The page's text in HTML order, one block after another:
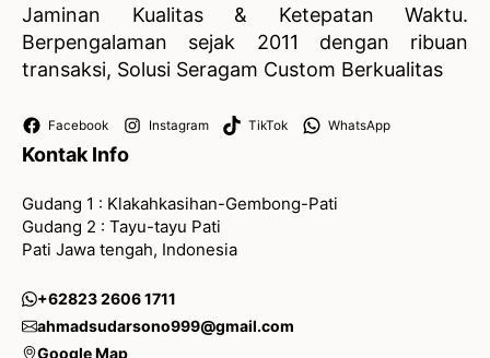
Jaminan Kualitas & Ketepatan Waktu.
Berpengalaman sejak 2011 dengan ribuan
transaksi, Solusi Seragam Custom Berkualitas
Facebook Instagram TikTok WhatsApp
Kontak Info
Gudang 1 : Klakahkasihan-Gembong-Pati
Gudang 2 : Tayu-tayu Pati
Pati Jawa tengah, Indonesia
+62823 2606 1711
ahmadsudarsono999@gmail.com
Google Map